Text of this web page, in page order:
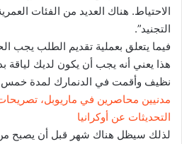
الاحتياط. هناك العديد من الفئات
التجنيد”.
فيما يتعلق بعملية تقديم الطلب يجب
هذا يعني أنه يجب أن يكون لديك لياقة
نظيف وأقمت في الدنمارك لمدة خمس
مدنيين محاصرين في ماريوبل،
التحديثات عن أوكرانيا
لذلك سيظل هناك شهر قبل أن يصبح من